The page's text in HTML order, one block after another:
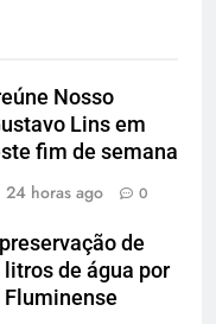
Nosso
Lins em
fim de semana
24 horas ago 0
de
de água por
Fluminense